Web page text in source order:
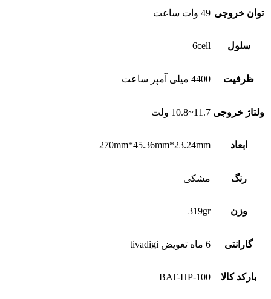
توان خروجی 49 وات ساعت
سلول 6cell
ظرفیت 4400 میلی آمپر ساعت
ولتاژ خروجی 11.7~10.8 ولت
ابعاد 270mm*45.36mm*23.24mm
رنگ مشکی
وزن 319gr
گارانتی 6 ماه تعویض tivadigi
بارکد کالا BAT-HP-100